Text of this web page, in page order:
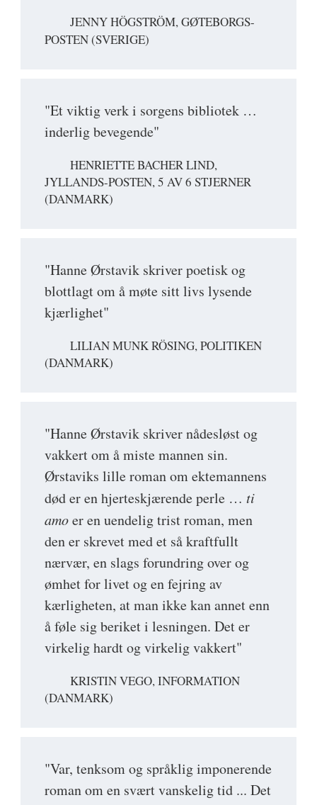
JENNY HÖGSTRÖM, GØTEBORGS-
POSTEN (SVERIGE)
"Et viktig verk i sorgens bibliotek …
inderlig bevegende"
HENRIETTE BACHER LIND,
JYLLANDS-POSTEN, 5 AV 6 STJERNER
(DANMARK)
"Hanne Ørstavik skriver poetisk og
blottlagt om å møte sitt livs lysende
kjærlighet"
LILIAN MUNK RÖSING, POLITIKEN
(DANMARK)
"Hanne Ørstavik skriver nådesløst og
vakkert om å miste mannen sin.
Ørstaviks lille roman om ektemannens
død er en hjerteskjærende perle … ti
amoer en uendelig trist roman, men
den er skrevet med et så kraftfullt
nærvær, en slags forundring over og
ømhet for livet og en fejring av
kærligheten, at man ikke kan annet enn
å føle sig beriket i lesningen. Det er
virkelig hardt og virkelig vakkert"
KRISTIN VEGO, INFORMATION
(DANMARK)
"Var, tenksom og språklig imponerende
roman om en svært vanskelig tid ... Det